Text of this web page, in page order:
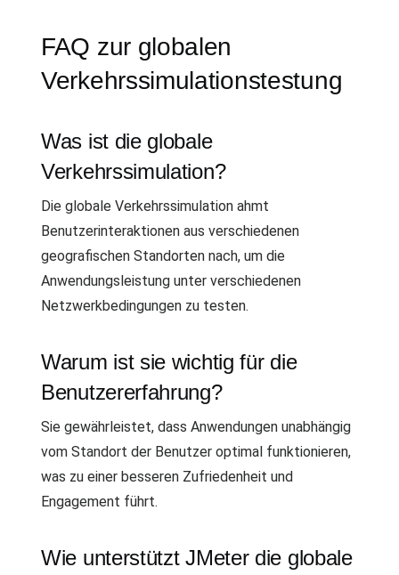
FAQ zur globalen
Verkehrssimulationstestung
Was ist die globale
Verkehrssimulation?
Die globale Verkehrssimulation ahmt
Benutzerinteraktionen aus verschiedenen
geografischen Standorten nach, um die
Anwendungsleistung unter verschiedenen
Netzwerkbedingungen zu testen.
Warum ist sie wichtig für die
Benutzererfahrung?
Sie gewährleistet, dass Anwendungen unabhängig
vom Standort der Benutzer optimal funktionieren,
was zu einer besseren Zufriedenheit und
Engagement führt.
Wie unterstützt JMeter die globale